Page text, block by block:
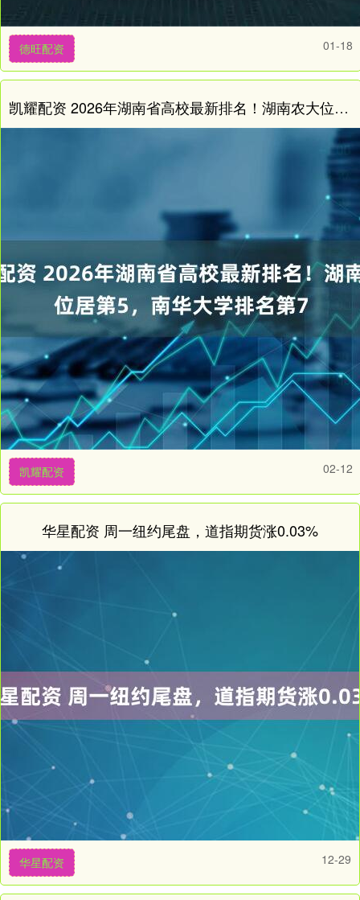
德旺配资 01-18
凯耀配资 2026年湖南省高校最新排名！湖南农大位居第5，南华大学排名第7
凯耀配资 02-12
华星配资 周一纽约尾盘，道指期货涨0.03%
华星配资 12-29